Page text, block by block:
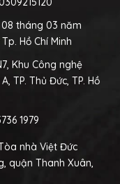
tháng 03 năm
Hồ Chí Minh
Khu Công nghệ
TP. Thủ Đức, TP. Hồ
1979
Tòa nhà Việt Đức
quận Thanh Xuân,